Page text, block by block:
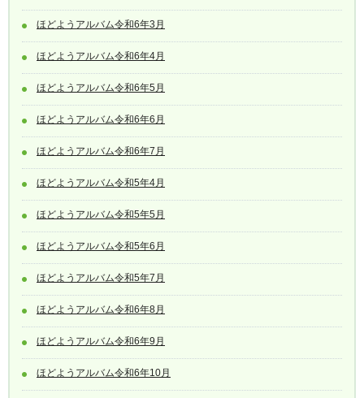
ほどようアルバム令和6年3月
ほどようアルバム令和6年4月
ほどようアルバム令和6年5月
ほどようアルバム令和6年6月
ほどようアルバム令和6年7月
ほどようアルバム令和5年4月
ほどようアルバム令和5年5月
ほどようアルバム令和5年6月
ほどようアルバム令和5年7月
ほどようアルバム令和6年8月
ほどようアルバム令和6年9月
ほどようアルバム令和6年10月